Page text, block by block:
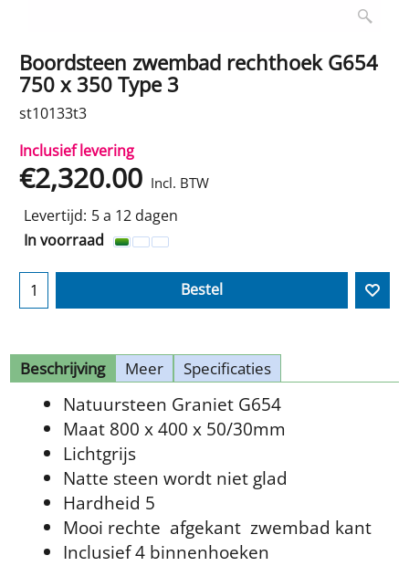
Boordsteen zwembad rechthoek G654
750 x 350 Type 3
st10133t3
Inclusief levering
€2,320.00 Incl. BTW
Levertijd: 5 a 12 dagen
In voorraad
Bestel
Beschrijving Meer Specificaties
Natuursteen Graniet G654
Maat 800 x 400 x 50/30mm
Lichtgrijs
Natte steen wordt niet glad
Hardheid 5
Mooi rechte afgekant zwembad kant
Inclusief 4 binnenhoeken